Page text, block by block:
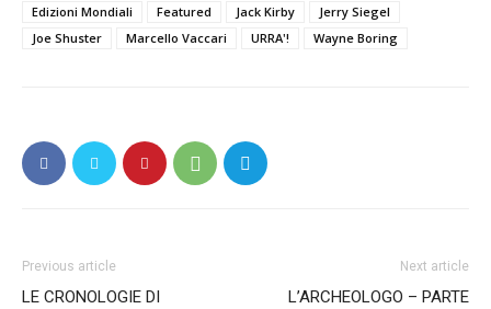
Edizioni Mondiali
Featured Jack Kirby
Jerry Siegel
Joe Shuster
Marcello Vaccari URRA'! Wayne Boring
Previous article
LE CRONOLOGIE DI
Next article
L’ARCHEOLOGO – PARTE